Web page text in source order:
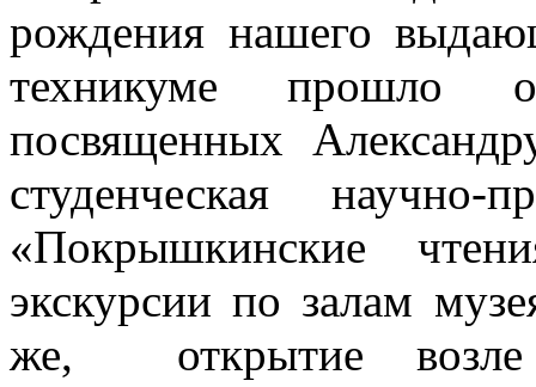
рождения нашего
техникуме прошло
посвященных
студенческая научно-
«Покрышкинские
экскурсии по залам
же, открытие возле